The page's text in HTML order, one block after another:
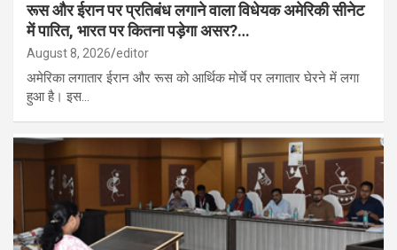
रूस और ईरान पर प्रतिबंध लगाने वाला विधेयक अमेरिकी सीनेट
में पारित, भारत पर कितना पड़ेगा असर?…
August 8, 2026 editor
अमेरिका लगातार ईरान और रूस को आर्थिक मोर्चे पर लगातार घेरने में लगा
हुआ है। इस…